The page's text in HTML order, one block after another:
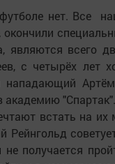
нет. Все
окончили
являются всего
с четырёх лет
нападающий
академию "Спартак".
встать на их
получается